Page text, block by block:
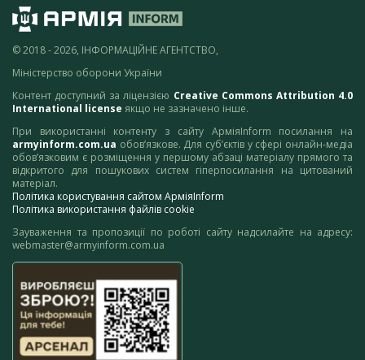
© 2018 - 2026, ІНФОРМАЦІЙНЕ АГЕНТСТВО,
Міністерство оборони України
Контент доступний за ліцензією Creative Commons Attribution 4.0
International license якщо не зазначено інше.
При використанні контенту з сайту АрміяInform посилання на
armyinform.com.ua обов’язкове. Для суб’єктів у сфері онлайн-медіа
обов’язковим є розміщення у першому абзаці матеріалу прямого та
відкритого для пошукових систем гіперпосилання на цитований
матеріал.
Політика користування сайтом АрміяInform
Політика використання файлів cookie
Зауваження та пропозиції по роботі сайту надсилайте на адресу:
webmaster@armyinform.com.ua